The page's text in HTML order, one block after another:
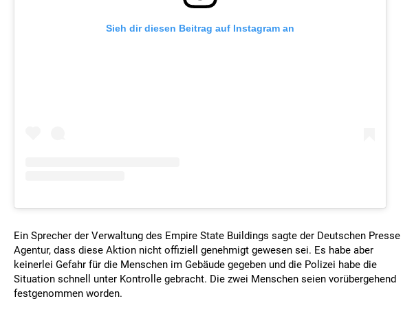
Sieh dir diesen Beitrag auf Instagram an
Ein Sprecher der Verwaltung des Empire State Buildings sagte der Deutschen Presse
Agentur, dass diese Aktion nicht offiziell genehmigt gewesen sei. Es habe aber
keinerlei Gefahr für die Menschen im Gebäude gegeben und die Polizei habe die
Situation schnell unter Kontrolle gebracht. Die zwei Menschen seien vorübergehend
festgenommen worden.